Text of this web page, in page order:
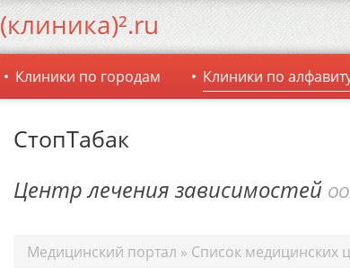
СтопТабак
Центр лечения зависимостей
Медицинский портал » Список медицинских
(клиника)².ru
Клиники по городам Клиники по